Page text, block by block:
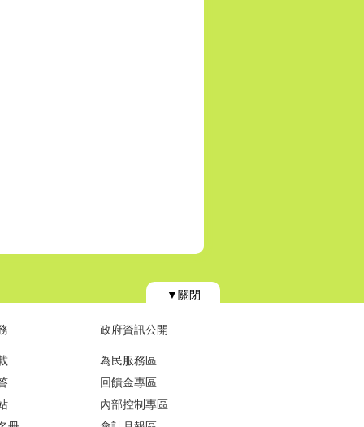
▼關閉
政府資訊公開
為民服務區
回饋金專區
內部控制專區